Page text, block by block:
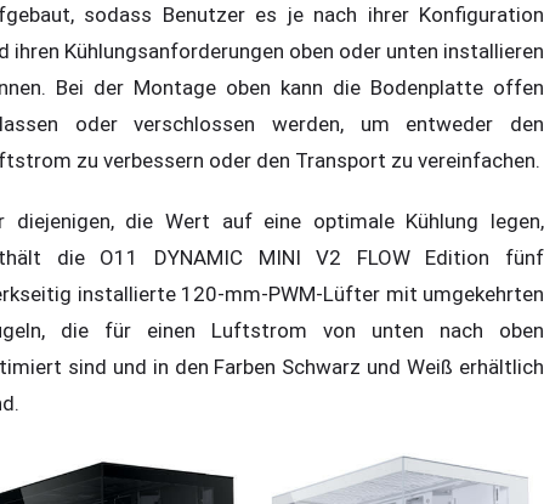
sodass Benutzer es je nach ihrer Konfiguration
ihren Kühlungsanforderungen oben oder unten installieren
Bei der Montage oben kann die Bodenplatte offen
oder verschlossen werden, um entweder den
zu verbessern oder den Transport zu vereinfachen.
diejenigen, die Wert auf eine optimale Kühlung legen,
die O11 DYNAMIC MINI V2 FLOW Edition fünf
installierte 120-mm-PWM-Lüfter mit umgekehrten
die für einen Luftstrom von unten nach oben
sind und in den Farben Schwarz und Weiß erhältlich